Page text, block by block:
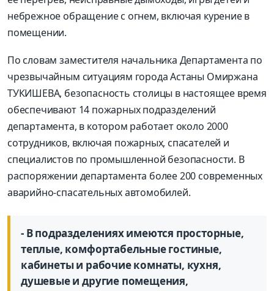
небрежное обращение с огнем, включая курение в
помещении.
По словам заместителя начальника Департамента по
чрезвычайным ситуациям города Астаны Омиржана
ТУКИШЕВА, безопасность столицы в настоящее время
обеспечивают 14 пожарных подразделений
департамента, в котором работает около 2000
сотрудников, включая пожарных, спасателей и
специалистов по промышленной безопасности. В
распоряжении департамента более 200 современных
аварийно-спасательных автомобилей.
- В подразделениях имеются просторные,
теплые, комфортабельные гостиные,
кабинеты и рабочие комнаты, кухня,
душевые и другие помещения,